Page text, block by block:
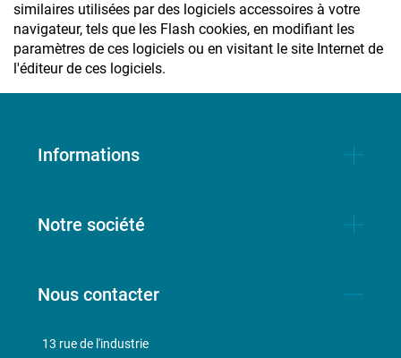
similaires utilisées par des logiciels accessoires à votre
navigateur, tels que les Flash cookies, en modifiant les
paramètres de ces logiciels ou en visitant le site Internet de
l'éditeur de ces logiciels.
Informations
Notre société
Nous contacter
13 rue de l'industrie